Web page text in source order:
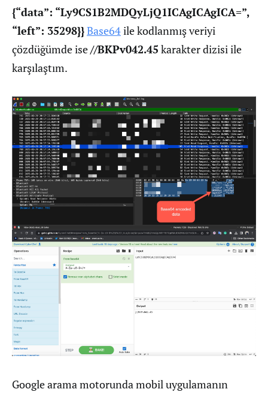
{“data”: “Ly9CS1B2MDQyLjQ1ICAgICAgICA=”,
“left”: 35298}}Base64ile kodlanmış veriyi
çözdüğümde ise//BKPv042.45 karakter dizisi ile
karşılaştım.
Google arama motorunda mobil uygulamanın